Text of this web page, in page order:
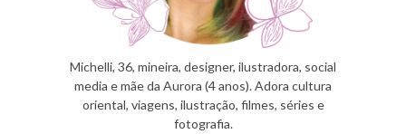
Michelli, 36, mineira, designer, ilustradora, social
media e mãe da Aurora (4 anos). Adora cultura
oriental, viagens, ilustração, filmes, séries e
fotografia.